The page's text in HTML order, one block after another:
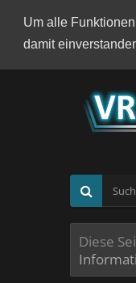
Um alle
damit
Diese